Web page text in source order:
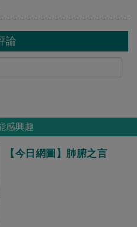
論
感興趣
【今日網圖】肺腑之言